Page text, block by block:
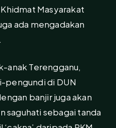
Masyarakat
ada mengadakan
anak Terengganu,
pengundi di DUN
banjir juga akan
saguhati sebagai tanda